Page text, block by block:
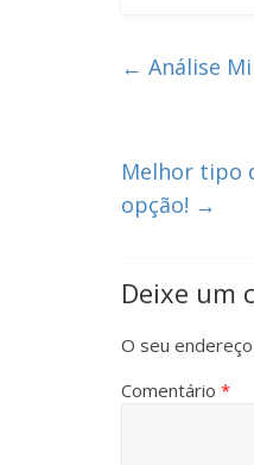
← Análise
Melhor tipo
opção! →
Deixe um
O seu
Comentário *